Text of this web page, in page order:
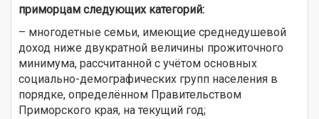
приморцам следующих категорий:
– многодетные семьи, имеющие среднедушевой
доход ниже двукратной величины прожиточного
минимума, рассчитанной с учётом основных
социально-демографических групп населения в
порядке, определённом Правительством
Приморского края, на текущий год;